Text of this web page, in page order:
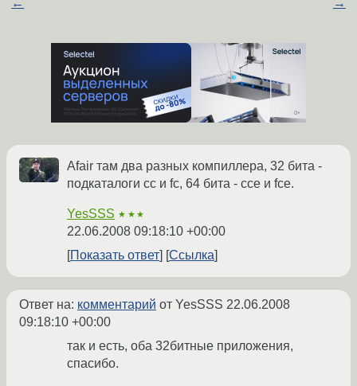
← →
Afair там два разных компиллера, 32 бита -
подкаталоги cc и fc, 64 бита - cce и fce.
YesSSS ★★★
22.06.2008 09:18:10 +00:00
Показать ответ
Ссылка
Ответ на: комментарий от YesSSS 22.06.2008
09:18:10 +00:00
так и есть, оба 32битные приложения,
спасибо.